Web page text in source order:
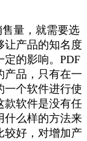
量，就需要选
让产品的知名度
的影响。PDF
产品，只有在一
一个软件进行使
款软件是没有任
什么样的方法来
较好，对增加产